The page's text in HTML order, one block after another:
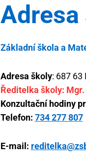
Základní škola a
Adresa školy: 687 63
Ředitelka školy:
Konzultační hodiny
Telefon: 734 277 807
E-mail: